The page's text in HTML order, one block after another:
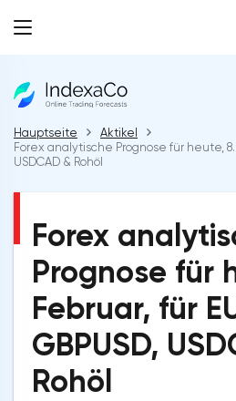
Hauptseite
Aktikel
Forex analytische Prognose für heute, 8.
USDCAD & Rohöl
Forex
Prognose für
Februar, für
GBPUSD,
Rohöl